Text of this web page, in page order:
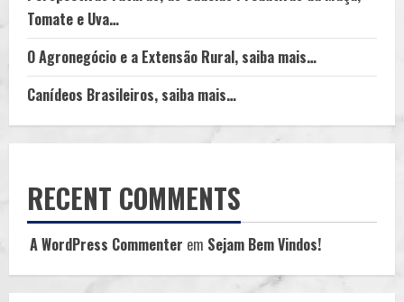
Tomate e Uva…
O Agronegócio e a Extensão Rural, saiba mais…
Canídeos Brasileiros, saiba mais…
RECENT COMMENTS
A WordPress Commenter em Sejam Bem Vindos!